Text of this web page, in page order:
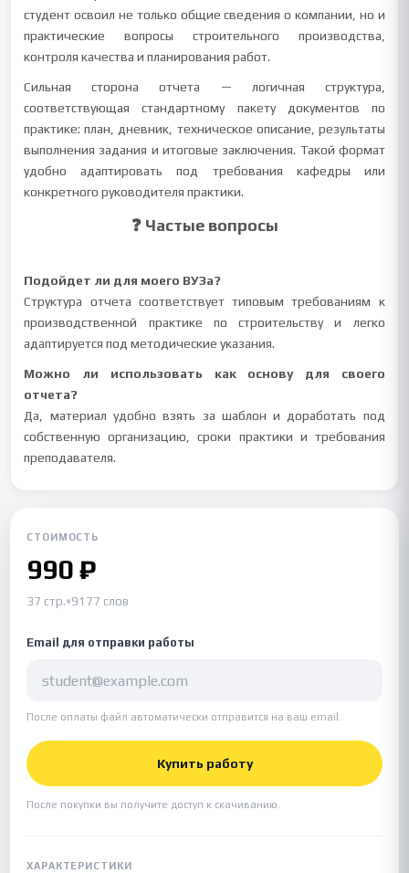
студент освоил не только общие сведения о компании, но и
практические вопросы строительного производства,
контроля качества и планирования работ.
Сильная сторона отчета — логичная структура,
соответствующая стандартному пакету документов по
практике: план, дневник, техническое описание, результаты
выполнения задания и итоговые заключения. Такой формат
удобно адаптировать под требования кафедры или
конкретного руководителя практики.
❓ Частые вопросы
Подойдет ли для моего ВУЗа?
Структура отчета соответствует типовым требованиям к
производственной практике по строительству и легко
адаптируется под методические указания.
Можно ли использовать как основу для своего
отчета?
Да, материал удобно взять за шаблон и доработать под
собственную организацию, сроки практики и требования
преподавателя.
СТОИМОСТЬ
990 ₽
37 стр.•9177 слов
Email для отправки работы
После оплаты файл автоматически отправится на ваш email.
Купить работу
После покупки вы получите доступ к скачиванию.
ХАРАКТЕРИСТИКИ